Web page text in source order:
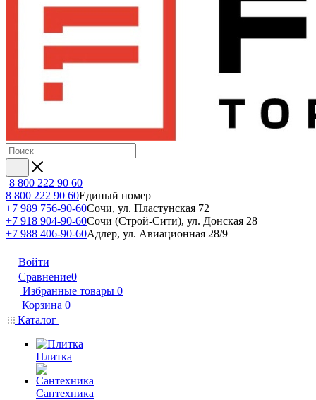
8 800 222 90 60
8 800 222 90 60Единый номер
+7 989 756-90-60Сочи, ул. Пластунская 72
+7 918 904-90-60Сочи (Строй-Сити), ул. Донская 28
+7 988 406-90-60Адлер, ул. Авиационная 28/9
Войти
Сравнение0
Избранные товары 0
Корзина 0
Каталог
Плитка
Сантехника